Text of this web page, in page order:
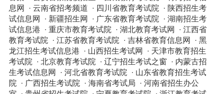
息网
· 云南省招考频道 · 四川省教育考试院 · 陕西招生考
试信息网
· 新疆招生网 · 广东省教育考试院 · 湖南招生考
试信息港 · 重庆市教育考试院 · 湖北教育考试网 · 江西省
教育考试院 · 江苏省教育考试院 · 吉林省教育信息网 · 黑
龙江招生考试信息港 · 山西招生考试网 · 天津市教育招生
考试院 · 北京教育考试院 · 辽宁招生考试之窗 · 内蒙古招
生考试信息网
· 河北省教育考试院 · 山东省教育招生考试
院 · 广西招生考试院 · 海南省考试局 · 河南省招生办公